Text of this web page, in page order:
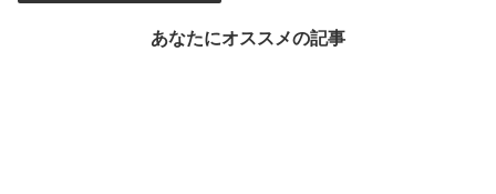
あなたにオススメの記事